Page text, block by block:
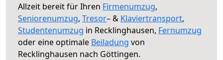
Allzeit bereit für Ihren Firmenumzug,
Seniorenumzug, Tresor– & Klaviertransport,
Studentenumzug in Recklinghausen, Fernumzug
oder eine optimale Beiladung von
Recklinghausen nach Göttingen.